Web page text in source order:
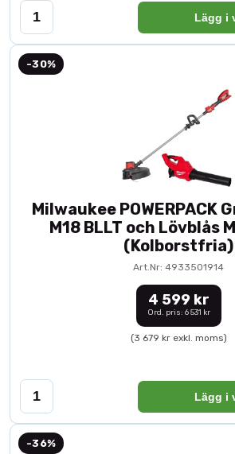
Lägg i
-30%
Milwaukee POWERPACK
M18 BLLT och Lövblås
(Kolborstfria)
Art.Nr: 4933501914
4 599 kr
Ord. pris: 6 531 kr
(3 679 kr exkl. moms)
Lägg i
-36%